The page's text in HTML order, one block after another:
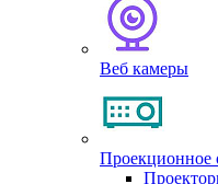
Веб камеры
Проекционное